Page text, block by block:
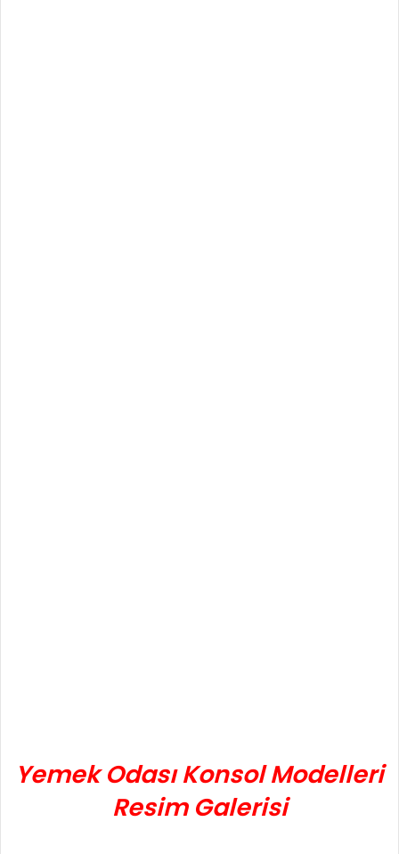
Yemek Odası Konsol Modelleri
Resim Galerisi